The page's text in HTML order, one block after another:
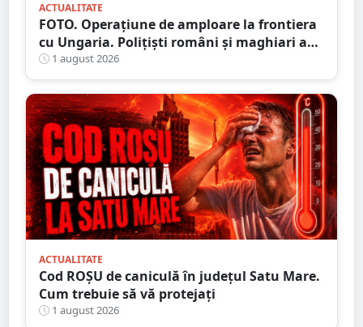
ACTUALITATE
FOTO. Operațiune de amploare la frontiera
cu Ungaria. Polițiști români și maghiari au
verificat sute de persoane
1 august 2026
ACTUALITATE
Cod ROȘU de caniculă în județul Satu Mare.
Cum trebuie să vă protejați
1 august 2026